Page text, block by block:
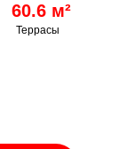
60.6 м²
Террасы